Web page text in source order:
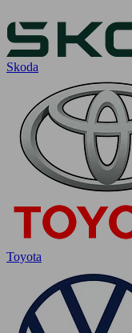
Skoda
Toyota